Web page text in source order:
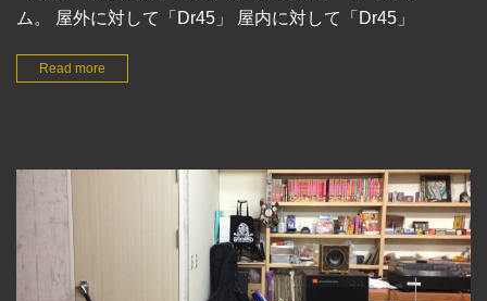
ム。 屋外に対して「Dr45」 屋内に対して「Dr45」
Read more